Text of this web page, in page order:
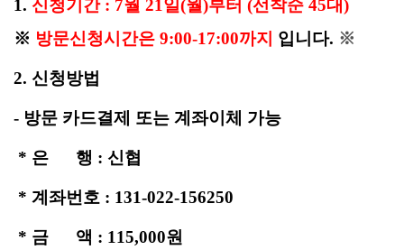
1. 신청기간 : 7월 21일(월)부터 (선착순 45대)
※ 방문신청시간은 9:00-17:00까지 입니다. ※
2. 신청방법
- 방문 카드결제 또는 계좌이체 가능
* 은 행 : 신협
* 계좌번호 : 131-022-156250
* 금 액 : 115,000원